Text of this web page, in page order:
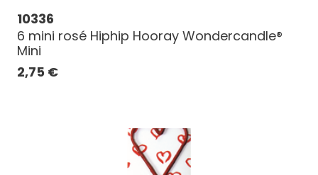
10336
6 mini rosé Hiphip Hooray Wondercandle®
Mini
2,75 €